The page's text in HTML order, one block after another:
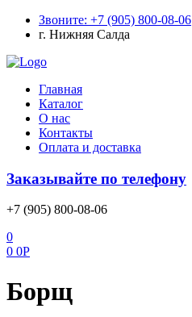
Звоните: +7 (905) 800-08-06
г. Нижняя Салда
Меню
Главная
Каталог
О нас
Контакты
Оплата и доставка
Заказывайте по телефону
+7 (905) 800-08-06
0
0 0Р
Борщ